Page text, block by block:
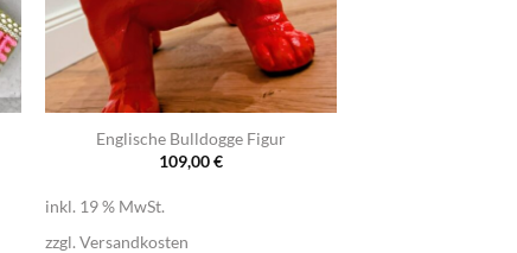
Englische Bulldogge Figur
109,00€
inkl. 19 % MwSt.
zzgl. Versandkosten